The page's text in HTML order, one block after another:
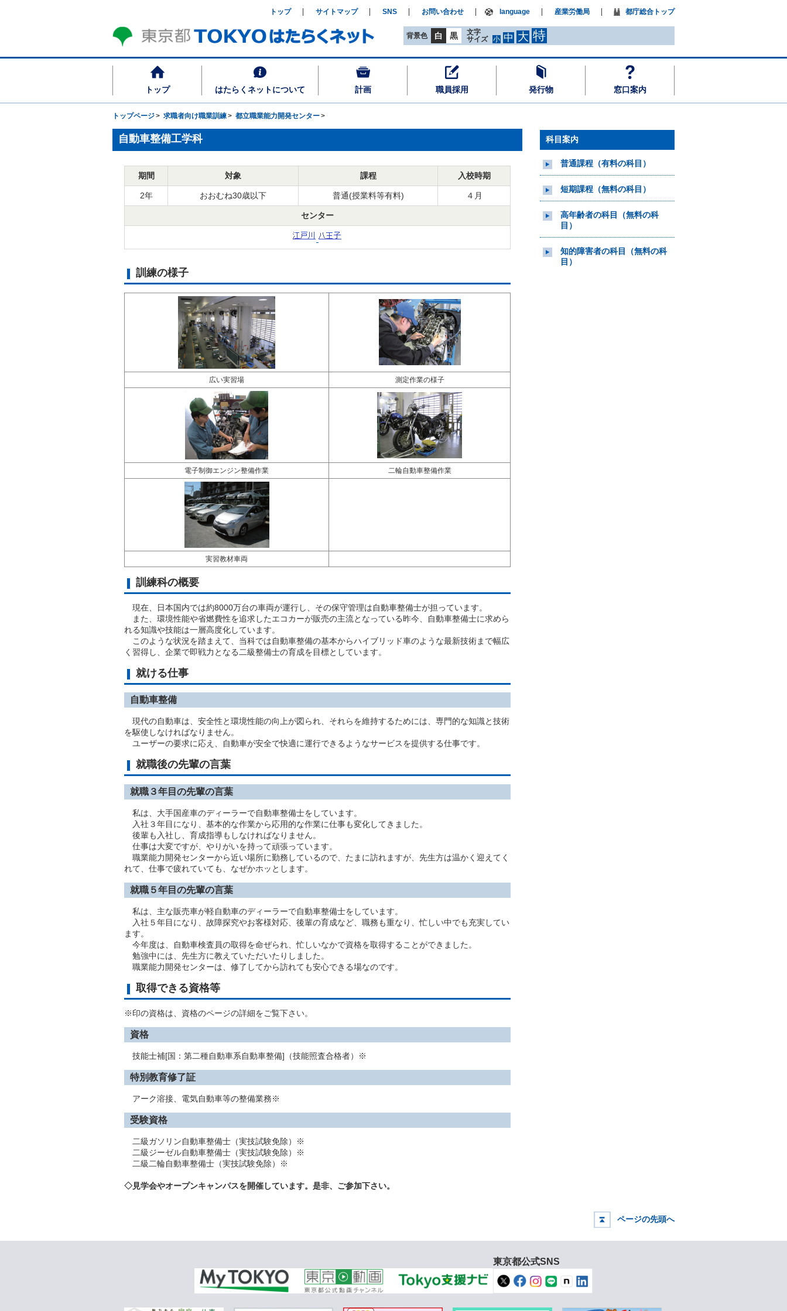
トップ はたらくネットについて 計画 職員採用 発行物 窓口案内
背景色 白 黒
文字
サイズ
小 中 大 特
トップ サイトマップ SNS お問い合わせ language 産業労働局 都庁総合トップ
トップページ 求職者向け職業訓練 都立職業能力開発センター
自動車整備工学科
期間 対象 課程 入校時期
2年 おおむね30歳以下 普通(授業料等有料) ４月
センター
訓練の様子
広い実習場 測定作業の様子
電子制御エンジン整備作業 二輪自動車整備作業
実習教材車両
訓練科の概要
現在、日本国内では約8000万台の車両が運行し、その保守管理は自動車整備士が担っています。
また、環境性能や省燃費性を追求したエコカーが販売の主流となっている昨今、自動車整備士に求めら
れる知識や技能は一層高度化しています。
このような状況を踏まえて、当科では自動車整備の基本からハイブリッド車のような最新技術まで幅広
く習得し、企業で即戦力となる二級整備士の育成を目標としています。
就ける仕事
自動車整備
現代の自動車は、安全性と環境性能の向上が図られ、それらを維持するためには、専門的な知識と技術
を駆使しなければなりません。
ユーザーの要求に応え、自動車が安全で快適に運行できるようなサービスを提供する仕事です。
就職後の先輩の言葉
就職３年目の先輩の言葉
私は、大手国産車のディーラーで自動車整備士をしています。
入社３年目になり、基本的な作業から応用的な作業に仕事も変化してきました。
後輩も入社し、育成指導もしなければなりません。
仕事は大変ですが、やりがいを持って頑張っています。
職業能力開発センターから近い場所に勤務しているので、たまに訪れますが、先生方は温かく迎えてく
れて、仕事で疲れていても、なぜかホッとします。
就職５年目の先輩の言葉
私は、主な販売車が軽自動車のディーラーで自動車整備士をしています。
入社５年目になり、故障探究やお客様対応、後輩の育成など、職務も重なり、忙しい中でも充実してい
ます。
今年度は、自動車検査員の取得を命ぜられ、忙しいなかで資格を取得することができました。
勉強中には、先生方に教えていただいたりしました。
職業能力開発センターは、修了してから訪れても安心できる場なのです。
取得できる資格等
※印の資格は、資格のページの詳細をご覧下さい。
資格
技能士補[国：第二種自動車系自動車整備]（技能照査合格者）※
特別教育修了証
アーク溶接、電気自動車等の整備業務※
受験資格
二級ガソリン自動車整備士（実技試験免除）※
二級ジーゼル自動車整備士（実技試験免除）※
二級二輪自動車整備士（実技試験免除）※
◇見学会やオープンキャンパスを開催しています。是非、ご参加下さい。
科目案内
普通課程（有料の科目）
短期課程（無料の科目）
高年齢者の科目（無料の科
目）
知的障害者の科目（無料の科
目）
ページの先頭へ
東京都公式SNS